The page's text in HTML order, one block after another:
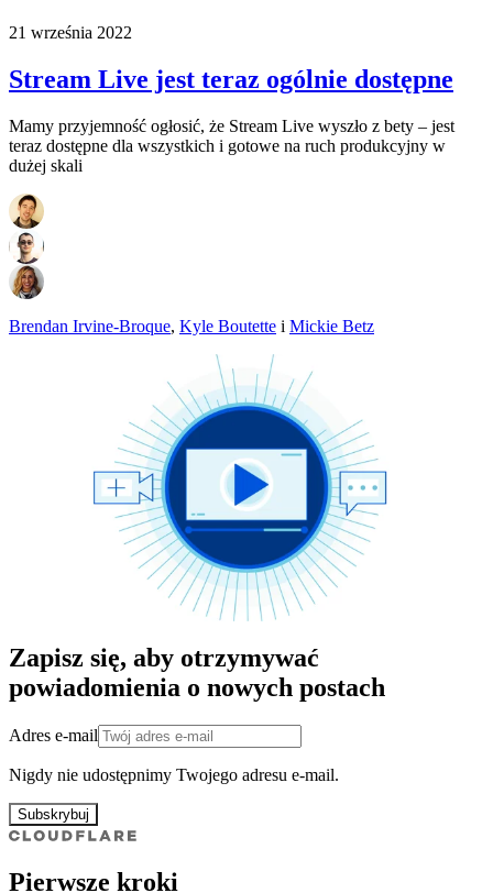
21 września 2022
Stream Live jest teraz ogólnie dostępne
Mamy przyjemność ogłosić, że Stream Live wyszło z bety – jest
teraz dostępne dla wszystkich i gotowe na ruch produkcyjny w
dużej skali
Brendan Irvine-Broque, Kyle Boutette i Mickie Betz
Zapisz się, aby otrzymywać
powiadomienia o nowych postach
Adres e-mail
Nigdy nie udostępnimy Twojego adresu e-mail.
Subskrybuj
Pierwsze kroki